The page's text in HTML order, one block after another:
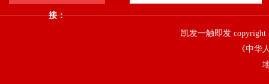
接：
凯发一触即发
《中华